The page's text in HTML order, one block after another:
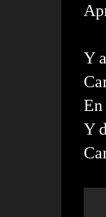
Y
Y